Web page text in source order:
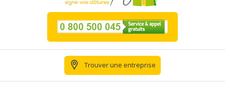
Trouver une entreprise